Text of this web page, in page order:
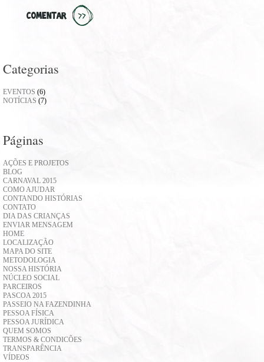
COMENTAR
Categorias
EVENTOS (6)
NOTÍCIAS (7)
Páginas
AÇÕES E PROJETOS
BLOG
CARNAVAL 2015
COMO AJUDAR
CONTANDO HISTÓRIAS
CONTATO
DIA DAS CRIANÇAS
ENVIAR MENSAGEM
HOME
LOCALIZAÇÃO
MAPA DO SITE
METODOLOGIA
NOSSA HISTÓRIA
NÚCLEO SOCIAL
PARCEIROS
PASCOA 2015
PASSEIO NA FAZENDINHA
PESSOA FÍSICA
PESSOA JURÍDICA
QUEM SOMOS
TERMOS & CONDICÕES
TRANSPARÊNCIA
VÍDEOS